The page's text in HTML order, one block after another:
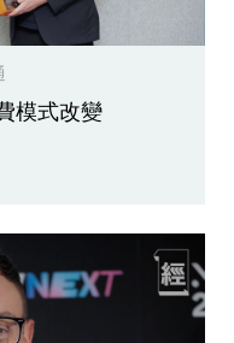
模式改變